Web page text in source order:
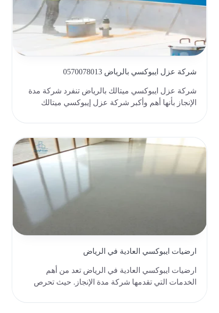
شركة عزل ايبوكسي بالرياض 0570078013
شركة عزل ايبوكسي ميتالك بالرياض تنفرد شركة مدة
الإنجاز بأنها أهم وأكبر شركة عزل إيبوكسي ميتالك
ارضيات ايبوكسي العادية في الرياض
ارضيات ايبوكسي العادية في الرياض تعد من أهم
الخدمات التي تقدمها شركة مدة الإنجاز. حيث تحرص